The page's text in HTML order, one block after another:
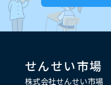
せんせい市場
株式会社せんせい市場